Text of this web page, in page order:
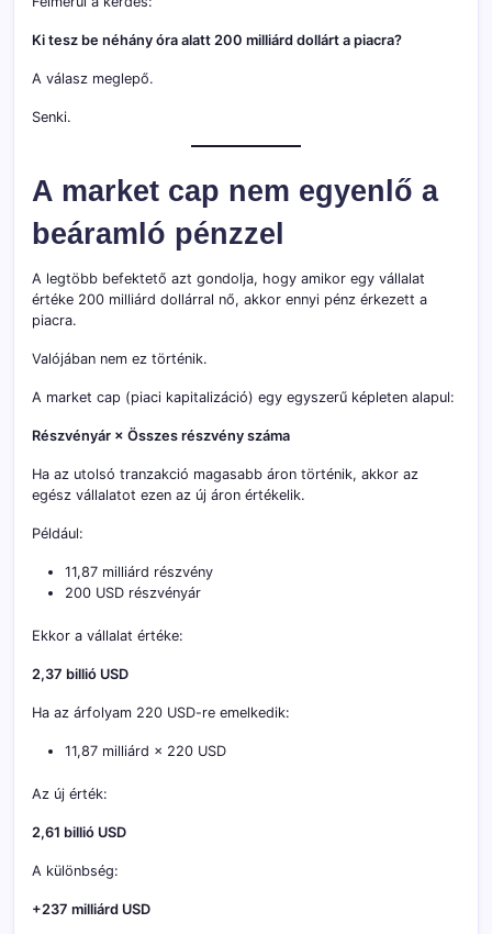
Ki tesz be néhány óra alatt 200 milliárd dollárt a piacra?
A válasz meglepő.
Senki.
A market cap nem egyenlő a
beáramló pénzzel
A legtöbb befektető azt gondolja, hogy amikor egy vállalat
értéke 200 milliárd dollárral nő, akkor ennyi pénz érkezett a
piacra.
Valójában nem ez történik.
A market cap (piaci kapitalizáció) egy egyszerű képleten alapul:
Részvényár × Összes részvény száma
Ha az utolsó tranzakció magasabb áron történik, akkor az
egész vállalatot ezen az új áron értékelik.
Például:
11,87 milliárd részvény
200 USD részvényár
Ekkor a vállalat értéke:
2,37 billió USD
Ha az árfolyam 220 USD-re emelkedik:
11,87 milliárd × 220 USD
Az új érték:
2,61 billió USD
A különbség:
+237 milliárd USD